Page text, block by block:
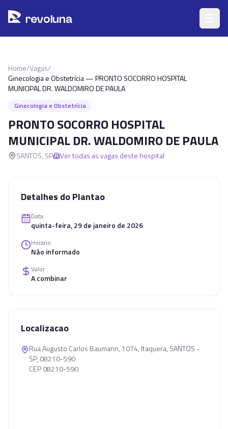
revoluna
Home/Vagas/
Ginecologia e Obstetrícia — PRONTO SOCORRO HOSPITAL
MUNICIPAL DR. WALDOMIRO DE PAULA
Ginecologia e Obstetrícia
PRONTO SOCORRO HOSPITAL
MUNICIPAL DR. WALDOMIRO DE PAULA
SANTOS, SP Ver todas as vagas deste hospital
Detalhes do Plantao
Data
quinta-feira, 29 de janeiro de 2026
Horario
Não informado
Valor
A combinar
Localizacao
Rua Augusto Carlos Baumann, 1074, Itaquera, SANTOS -
SP, 08210-590
CEP 08210-590